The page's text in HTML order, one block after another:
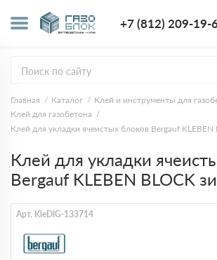
+7 (812) 209-19-
Главная Каталог
Клей и инструменты для
Клей для газобетона
Клей для укладки ячеистых блоков Bergauf KLEBEN
Клей для укладки
Bergauf KLEBEN BLOCK
Арт. KleDlG-133714